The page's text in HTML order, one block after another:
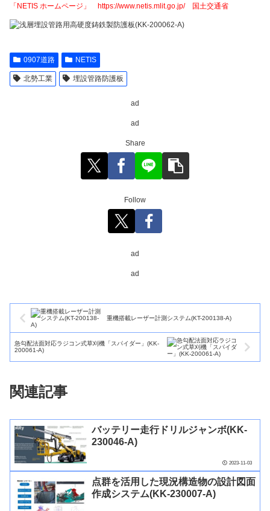
「NETIS ホームページ」 https://www.netis.mlit.go.jp/ 国土交通省
0907道路 NETIS
北勢工業 埋設管路防護板
ad
ad
Share
Follow
ad
ad
重機搭載レーザー計測システム(KT-200138-A)
急勾配法面対応ラジコン式草刈機「スパイダー」(KK-
200061-A)
関連記事
バッテリー走行ドリルジャンボ(KK-
230046-A)
2023-11-03
点群を活用した現況構造物の設計図面
作成システム(KK-230007-A)